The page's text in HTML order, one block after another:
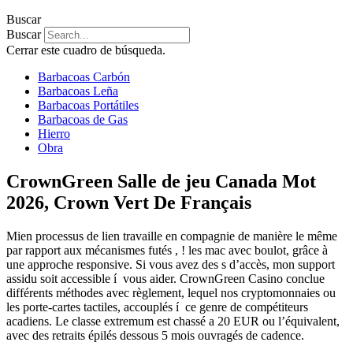
Buscar
Buscar
Cerrar este cuadro de búsqueda.
Barbacoas Carbón
Barbacoas Leña
Barbacoas Portátiles
Barbacoas de Gas
Hierro
Obra
CrownGreen Salle de jeu Canada Mot
2026, Crown Vert De Français
Mien processus de lien travaille en compagnie de manière le même
par rapport aux mécanismes futés , ! les mac avec boulot, grâce à
une approche responsive. Si vous avez des s d’accès, mon support
assidu soit accessible í vous aider. CrownGreen Casino conclue
différents méthodes avec règlement, lequel nos cryptomonnaies ou
les porte-cartes tactiles, accouplés í ce genre de compétiteurs
acadiens. Le classe extremum est chassé a 20 EUR ou l’équivalent,
avec des retraits épilés dessous 5 mois ouvragés de cadence.